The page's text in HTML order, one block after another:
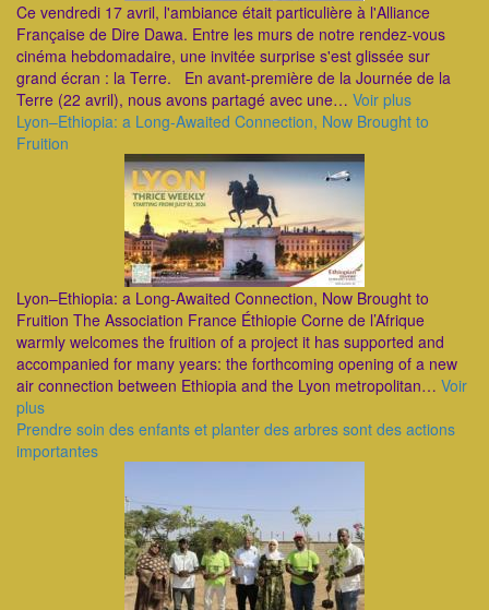
Ce vendredi 17 avril, l'ambiance était particulière à l'Alliance
Française de Dire Dawa. Entre les murs de notre rendez-vous
cinéma hebdomadaire, une invitée surprise s'est glissée sur
grand écran : la Terre. En avant-première de la Journée de la
Terre (22 avril), nous avons partagé avec une… Voir plus
Lyon–Ethiopia: a Long-Awaited Connection, Now Brought to
Fruition
Lyon–Ethiopia: a Long-Awaited Connection, Now Brought to
Fruition The Association France Éthiopie Corne de l’Afrique
warmly welcomes the fruition of a project it has supported and
accompanied for many years: the forthcoming opening of a new
air connection between Ethiopia and the Lyon metropolitan… Voir
plus
Prendre soin des enfants et planter des arbres sont des actions
importantes